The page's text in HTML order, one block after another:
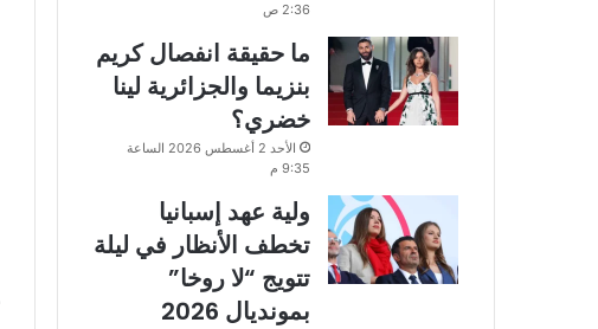
2:36 ص
ما حقيقة انفصال كريم
بنزيما والجزائرية لينا
خضري؟
الأحد 2 أغسطس 2026 الساعة
9:35 م
ولية عهد إسبانيا
تخطف الأنظار في ليلة
تتويج “لا روخا”
بمونديال 2026